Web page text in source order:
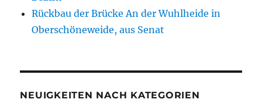
Rückbau der Brücke An der Wuhlheide in
Oberschöneweide, aus Senat
NEUIGKEITEN NACH KATEGORIEN